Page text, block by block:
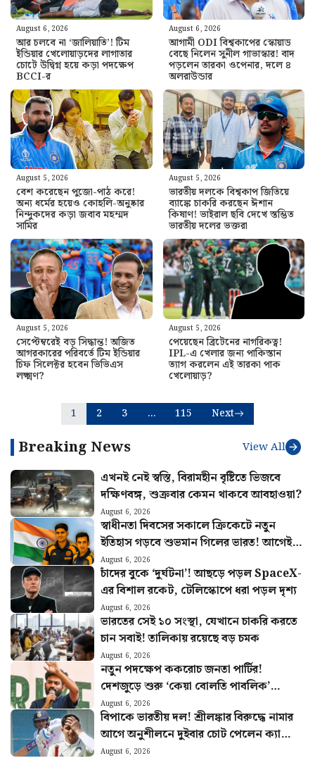
August 6, 2026
আর চলবে না ‘জালিয়াতি’! টিম
ইন্ডিয়ার খেলোয়াড়দের লাগাতার
চোটে উদ্বিগ্ন হয়ে কড়া পদক্ষেপ
BCCI-র
August 6, 2026
আগামী ODI বিশ্বকাপের স্কোয়াড
বেছে নিলেন সুনীল গাভাস্কার! বাদ
পড়লেন তারকা ওপেনার, দলে ৪
অলরাউন্ডার
August 5, 2026
বেশ করেছেন পুজো-পাঠ করে!
অন্য ধর্মের হয়েও কোহলি-অনুষ্কার
নিন্দুকদের কড়া জবাব মহম্মদ
সামির
August 5, 2026
ভারতীয় দলকে বিশ্বকাপ জিতিয়ে
ব্যাঙ্কে চাকরি করছেন ঈশান
কিষাণ! ভাইরাল ছবি দেখে স্তম্ভিত
ভারতীয় দলের ভক্তরা
August 5, 2026
সেপ্টেম্বরেই বড় সিদ্ধান্ত! অজিত
আগরকারের পরিবর্তে টিম ইন্ডিয়ার
চিফ সিলেক্টর হবেন ভিভিএস
লক্ষ্মণ?
August 5, 2026
পেয়েছেন ব্রিটেনের নাগরিকত্ব!
IPL-এ খেলার জন্য পাকিস্তান
ত্যাগ করলেন এই তারকা পাক
খেলোয়াড়?
1 2 3 … 115 Next
Breaking News View All
এখনই নেই স্বস্তি, বিরামহীন বৃষ্টিতে ভিজবে
দক্ষিণবঙ্গ, শুক্রবার কেমন থাকবে আবহাওয়া?
August 6, 2026
স্বাধীনতা দিবসের সকালে ক্রিকেটে নতুন
ইতিহাস গড়বে শুভমান গিলের ভারত! আগেই
হুঙ্কার ছাড়লেন গম্ভীর
August 6, 2026
চাঁদের বুকে ‘দুর্ঘটনা’! আছড়ে পড়ল SpaceX-
এর বিশাল রকেট, টেলিস্কোপে ধরা পড়ল দৃশ্য
August 6, 2026
ভারতের সেই ১০ সংস্থা, যেখানে চাকরি করতে
চান সবাই! তালিকায় রয়েছে বড় চমক
August 6, 2026
নতুন পদক্ষেপ ককরোচ জনতা পার্টির!
দেশজুড়ে শুরু ‘কেয়া বোলতি পাবলিক’
কর্মসূচি, ঘোষণা অভিজিতের
August 6, 2026
বিপাকে ভারতীয় দল! শ্রীলঙ্কার বিরুদ্ধে নামার
আগে অনুশীলনে দুইবার চোট পেলেন ক্যাপ্টেন
শুভমান গিল
August 6, 2026